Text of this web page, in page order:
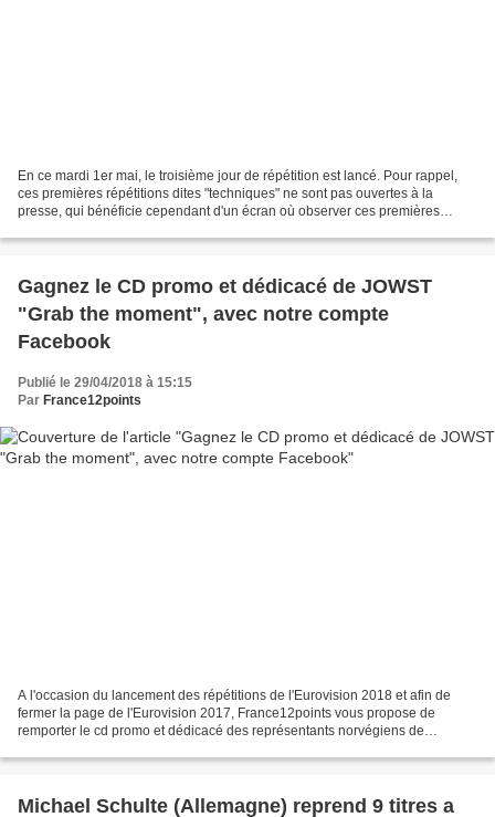
En ce mardi 1er mai, le troisième jour de répétition est lancé. Pour rappel,
ces premières répétitions dites "techniques" ne sont pas ouvertes à la
presse, qui bénéficie cependant d'un écran où observer ces premières
Gagnez le CD promo et dédicacé de JOWST
"Grab the moment", avec notre compte
Facebook
Publié le 29/04/2018 à 15:15
Par France12points
A l'occasion du lancement des répétitions de l'Eurovision 2018 et afin de
fermer la page de l'Eurovision 2017, France12points vous propose de
remporter le cd promo et dédicacé des représentants norvégiens de
Michael Schulte (Allemagne) reprend 9 titres a